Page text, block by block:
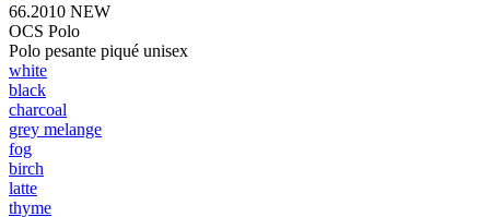
66.2010 NEW
OCS Polo
Polo pesante piqué unisex
white
black
charcoal
grey melange
fog
birch
latte
thyme